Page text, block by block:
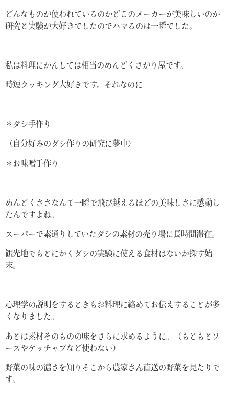
どんなものが使われているのかどこのメーカーが美味しいのか
研究と実験が大好きでしたのでハマるのは一瞬でした。
私は料理にかんしては相当のめんどくさがり屋です。
時短クッキング大好きです。それなのに
＊ダシ手作り
（自分好みのダシ作りの研究に夢中）
＊お味噌手作り
めんどくささなんて一瞬で飛び越えるほどの美味しさに感動し
たんですよね。
スーパーで素通りしていたダシの素材の売り場に長時間滞在。
観光地でもとにかくダシの実験に使える食材はないか探す始
末。
心理学の説明をするときもお料理に絡めてお伝えすることが多
くなりました。
あとは素材そのものの味をさらに求めるように。（もともとソ
ースやケッチャプなど使わない）
野菜の味の濃さを知りそこから農家さん直送の野菜を見たりで
す。